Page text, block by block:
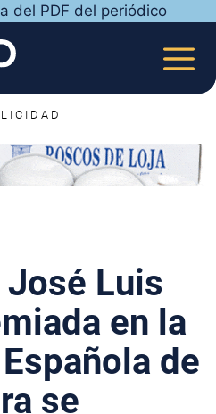
del PDF del periódico
José Luis
en la
de
se